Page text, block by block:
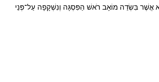
אֲשֶׁר בִּשְׂדֵה מוֹאָב רֹאשׁ הַפִּסְגָּה וְנִשְׁקָפָה עַל־פְּנֵי